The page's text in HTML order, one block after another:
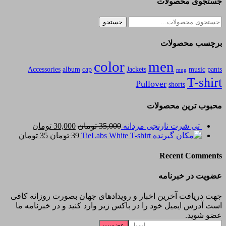
جستجو
جستجو
برچسب محصولات
Accessories album cap color Jackets men mug music pants
Pullover shorts T-shirt
محبوب ترین محصولات
تی شرت نارنجی مردانه 35,000 تومان قیمت
اصلی
30,000 تومان
فعلی
TieLabs White T-shirt
39 تومان قیمت
35 تومان
Recent Comments
عضویت در خبرنامه
جهت دریافت آخرین اخبار و رویدادهای جهان بصورت روزانه کافی
است آدرس ایمیل خود را در باکس زیر وارد کنید و در خبرنامه ما
عضو شوید.